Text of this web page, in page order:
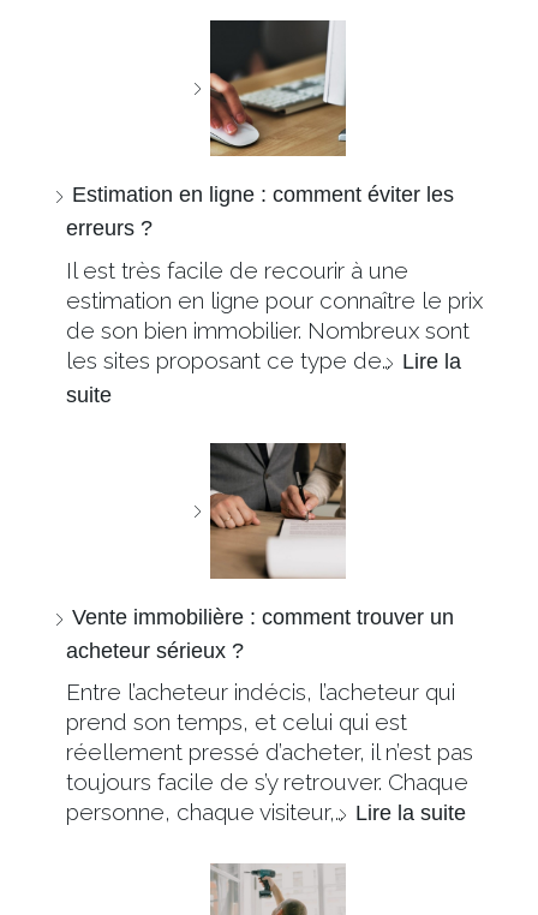
Estimation en ligne : comment éviter les
erreurs ?
Il est très facile de recourir à une
estimation en ligne pour connaître le prix
de son bien immobilier. Nombreux sont
les sites proposant ce type de… Lire la
suite
Vente immobilière : comment trouver un
acheteur sérieux ?
Entre l’acheteur indécis, l’acheteur qui
prend son temps, et celui qui est
réellement pressé d’acheter, il n’est pas
toujours facile de s’y retrouver. Chaque
personne, chaque visiteur,… Lire la suite